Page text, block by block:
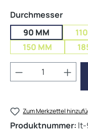
Durchmesser
90 MM
150 MM
Produkt
Zum Merkzettel
Produktnummer: lt-